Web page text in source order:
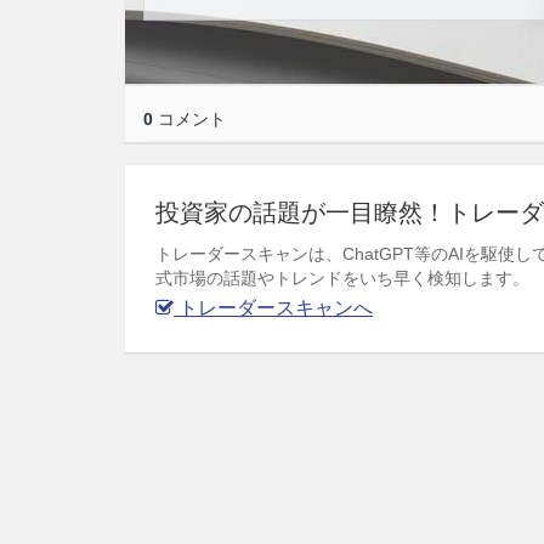
0 コメント
投資家の話題が一目瞭然！トレー
トレーダースキャンは、ChatGPT等のAIを駆使
式市場の話題やトレンドをいち早く検知します。
トレーダースキャンへ